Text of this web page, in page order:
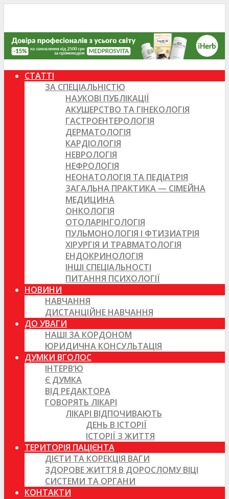
СТАТТІ
ЗА СПЕЦІАЛЬНІСТЮ
НАУКОВІ ПУБЛІКАЦІЇ
АКУШЕРСТВО ТА ГІНЕКОЛОГІЯ
ГАСТРОЕНТЕРОЛОГІЯ
ДЕРМАТОЛОГІЯ
КАРДІОЛОГІЯ
НЕВРОЛОГІЯ
НЕФРОЛОГІЯ
НЕОНАТОЛОГІЯ ТА ПЕДІАТРІЯ
ЗАГАЛЬНА ПРАКТИКА — СІМЕЙНА
МЕДИЦИНА
ОНКОЛОГІЯ
ОТОЛАРІНГОЛОГІЯ
ПУЛЬМОНОЛОГІЯ І ФТИЗИАТРІЯ
ХІРУРГІЯ И ТРАВМАТОЛОГІЯ
ЕНДОКРИНОЛОГІЯ
ІНШІ СПЕЦІАЛЬНОСТІ
ПИТАННЯ ПСИХОЛОГІЇ
НОВИНИ
НАВЧАННЯ
ДИСТАНЦІЙНЕ НАВЧАННЯ
ДО УВАГИ
НАШІ ЗА КОРДОНОМ
ЮРИДИЧНА КОНСУЛЬТАЦІЯ
ДУМКИ ВГОЛОС
ІНТЕРВ’Ю
Є ДУМКА
ВІД РЕДАКТОРА
ГОВОРЯТЬ ЛІКАРІ
ЛІКАРІ ВІДПОЧИВАЮТЬ
ДЕНЬ В ІСТОРІЇ
ІСТОРІЇ З ЖИТТЯ
ТЕРИТОРІЯ ПАЦІЄНТА
ДІЄТИ ТА КОРЕКЦІЯ ВАГИ
ЗДОРОВЕ ЖИТТЯ В ДОРОСЛОМУ ВІЦІ
СИСТЕМИ ТА ОРГАНИ
КОНТАКТИ